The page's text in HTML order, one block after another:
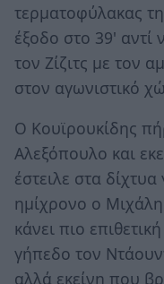
τερματοφύλακας
έξοδο στο 39' αντί
τον Ζίζιτς με τον
στον αγωνιστικό
Ο Κουϊρουκίδης
Αλεξόπουλο και
έστειλε στα
ημίχρονο ο
κάνει πιο
γήπεδο τον
αλλά εκείνη που